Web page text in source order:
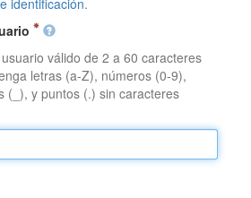
válido de 2 a 60 caracteres
letras (a-Z), números (0-9),
(_), y puntos (.) sin caracteres